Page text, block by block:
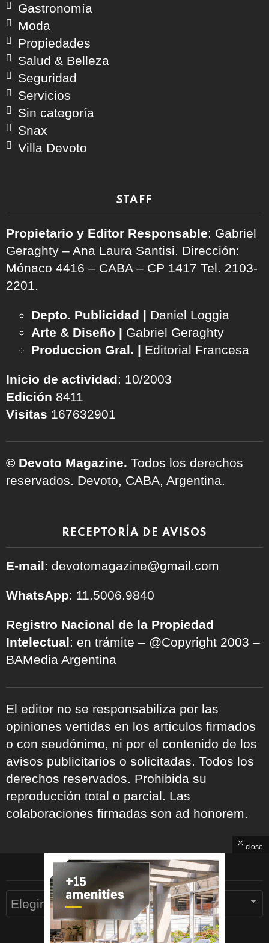
Gastronomía
Moda
Propiedades
Salud & Belleza
Seguridad
Servicios
Sin categoría
Snax
Villa Devoto
STAFF
Propietario y Editor Responsable: Gabriel
Geraghty – Ana Laura Santisi. Dirección:
Mónaco 4416 – CABA – CP 1417 Tel. 2103-
2201.
Depto. Publicidad | Daniel Loggia
Arte & Diseño | Gabriel Geraghty
Produccion Gral. | Editorial Francesa
Inicio de actividad: 10/2003
Edición 8411
Visitas 167632901
© Devoto Magazine. Todos los derechos
reservados. Devoto, CABA, Argentina.
RECEPTORÍA DE AVISOS
E-mail: devotomagazine@gmail.com
WhatsApp: 11.5006.9840
Registro Nacional de la Propiedad
Intelectual: en trámite – @Copyright 2003 –
BAMedia Argentina
El editor no se responsabiliza por las
opiniones vertidas en los artículos firmados
o con seudónimo, ni por el contenido de los
avisos publicitarios o solicitadas. Todos los
derechos reservados. Prohibida su
reproducción total o parcial. Las
colaboraciones firmadas son ad honorem.
ARCHIVOS
Archivos
close